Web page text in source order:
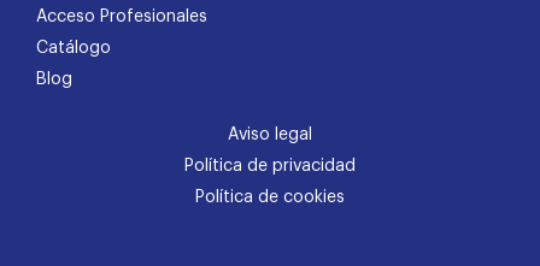
Acceso Profesionales
Catálogo
Blog
Aviso legal
Política de privacidad
Política de cookies